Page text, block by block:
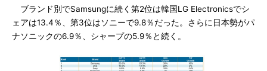
ブランド別でSamsungに続く第2位は韓国LG Electronicsでシ
ェアは13.4％、第3位はソニーで9.8％だった。さらに日本勢がパ
ナソニックの6.9％、シャープの5.9％と続く。